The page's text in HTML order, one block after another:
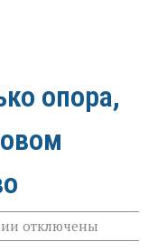
опора,
к
записи
отключены